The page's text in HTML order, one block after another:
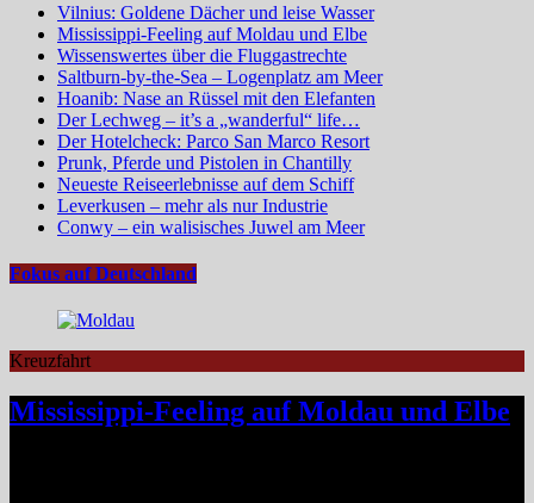
Vilnius: Goldene Dächer und leise Wasser
Mississippi-Feeling auf Moldau und Elbe
Wissenswertes über die Fluggastrechte
Saltburn-by-the-Sea – Logenplatz am Meer
Hoanib: Nase an Rüssel mit den Elefanten
Der Lechweg – it’s a „wanderful“ life…
Der Hotelcheck: Parco San Marco Resort
Prunk, Pferde und Pistolen in Chantilly
Neueste Reiseerlebnisse auf dem Schiff
Leverkusen – mehr als nur Industrie
Conwy – ein walisisches Juwel am Meer
Fokus auf Deutschland
Kreuzfahrt
Mississippi-Feeling auf Moldau und Elbe